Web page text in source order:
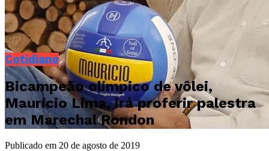
Cotidiano
Bicampeão olímpico de vôlei,
Maurício Lima, irá proferir palestra
em Marechal Rondon
Publicado em 20 de agosto de 2019